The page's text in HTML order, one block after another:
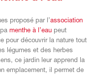
proposé par l’association
menthe à l’eaupeut
pour découvrir la nature tout
légumes et des herbes
ce jardin leur apprend la
emplacement, il permet de